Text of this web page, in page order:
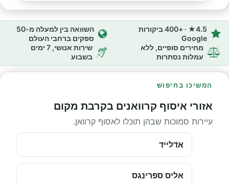
4.5★ · +400 ביקורות
Google
השוואה בין למעלה מ-50
ספקים ברחבי העולם
מחירים סופיים, ללא
עמלות נסתרות
שירות אנושי, 7 ימים
בשבוע
המשיכו בחיפוש
אזורי איסוף קרוואנים בקרבת מקום
עיירות סמוכות שבהן תוכלו לאסוף קרוואן.
אדלייד
אליס ספרינגס